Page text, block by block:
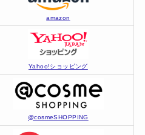
amazon
Yahoo!ショッピング
@cosmeSHOPPING